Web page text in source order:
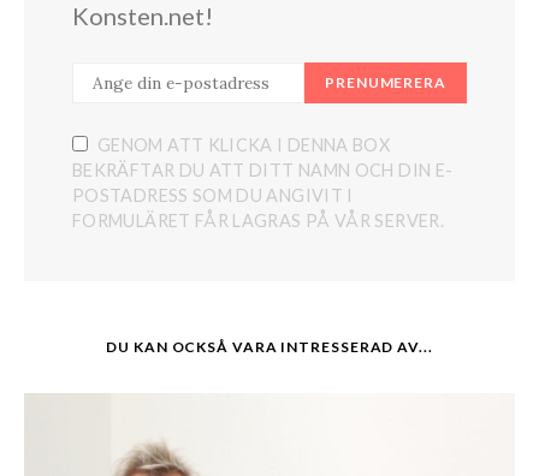
Konsten.net!
PRENUMERERA
GENOM ATT KLICKA I DENNA BOX
BEKRÄFTAR DU ATT DITT NAMN OCH DIN E-
POSTADRESS SOM DU ANGIVIT I
FORMULÄRET FÅR LAGRAS PÅ VÅR SERVER.
DU KAN OCKSÅ VARA INTRESSERAD AV...